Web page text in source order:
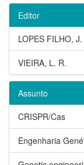
Editor
LOPES FILHO, J.
VIEIRA, L. R.
Assunto
CRISPR/Cas
Engenharia